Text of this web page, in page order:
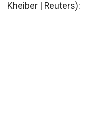
Kheiber | Reuters):